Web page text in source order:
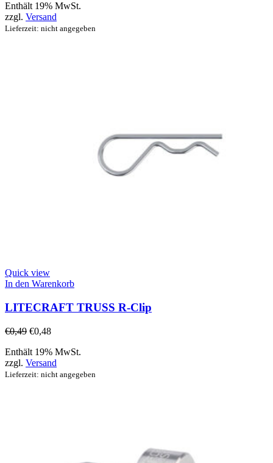
Enthält 19% MwSt.
zzgl. Versand
Lieferzeit: nicht angegeben
Quick view
In den Warenkorb
LITECRAFT TRUSS R-Clip
€0,49 €0,48
Enthält 19% MwSt.
zzgl. Versand
Lieferzeit: nicht angegeben